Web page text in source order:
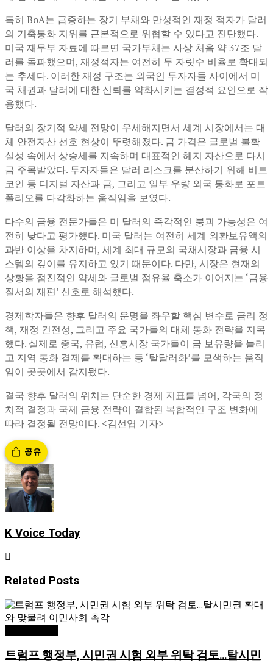
특히 BoA는 급증하는 장기 부채와 만성적인 재정 적자가 달러
의 기축통화 지위를 근본적으로 위협할 수 있다고 진단했다.
미국 재무부 자료에 따르면 국가부채는 사상 처음 약 37조 달
러를 돌파했으며, 재정적자는 여전히 두 자릿수 비율로 확대되
는 추세다. 이러한 재정 구조는 외국인 투자자들 사이에서 미
국 채권과 달러에 대한 신뢰를 약화시키는 결정적 요인으로 작
용했다.
달러의 장기적 약세 전망이 우세해지면서 세계 시장에서는 대
체 안전자산 선호 현상이 뚜렷해졌다. 금 가격은 글로벌 불확
실성 속에서 상승세를 지속하며 대표적인 헤지 자산으로 다시
금 주목받았다. 투자자들은 달러 리스크를 분산하기 위해 비트
코인 등 디지털 자산과 금, 그리고 일부 우량 외국 통화로 포트
폴리오를 다각화하는 움직임을 보였다.
다수의 금융 전문가들은 미 달러의 즉각적인 붕괴 가능성은 여
전히 낮다고 평가했다. 미국 달러는 여전히 세계 외환보유액의
과반 이상을 차지하며, 세계 최대 규모의 국채시장과 금융 시
스템의 깊이를 유지하고 있기 때문이다. 다만, 시장은 현재의
상황을 점진적인 약세와 글로벌 점유율 축소가 이어지는 ‘금융
질서의 재편’ 신호로 해석했다.
경제학자들은 향후 달러의 운명을 좌우할 핵심 변수로 금리 정
책, 재정 건전성, 그리고 주요 국가들의 대체 통화 전략을 지목
했다. 실제로 중국, 유럽, 신흥시장 국가들이 금 보유량을 늘리
고 지역 통화 결제를 확대하는 등 ‘탈달러화’를 모색하는 움직
임이 곳곳에서 감지됐다.
결국 향후 달러의 위치는 단순한 경제 지표를 넘어, 각국의 정
치적 결정과 국제 금융 전략이 결합된 복합적인 구조 변화에
따라 결정될 전망이다. <김선엽 기자>
공유
K Voice Today
Related Posts
트럼프 행정부, 시민권 시험 외부 위탁 검토…탈시민